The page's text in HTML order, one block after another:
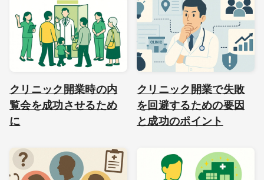
クリニック開業時の内
覧会を成功させるため
に
クリニック開業で失敗
を回避するための要因
と成功のポイント